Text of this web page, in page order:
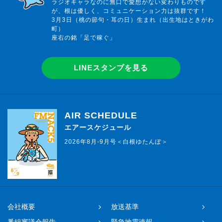
ラジオキャラなのに無口で愛想がない変わりものです
が、根は優しく、コミュニケーション力は抜群です！
3月3日（桃の節句・耳の日）生まれ（出生地はときがわ
町）
座右の銘「足で稼ぐ」
LINEスタンプを見る
AIR SCHEDULE
エアースケジュール
2026年8月-9月号＜白根ゆたんぽ＞
会社概要
放送基準